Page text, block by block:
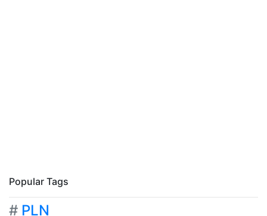
Popular Tags
# PLN